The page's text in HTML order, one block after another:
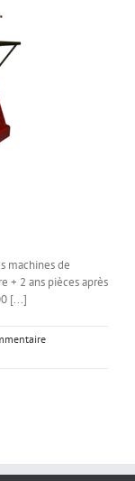
machines de
+ 2 ans pièces après
[...]